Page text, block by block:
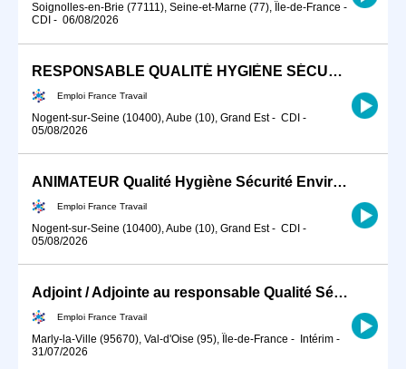
Soignolles-en-Brie (77111), Seine-et-Marne (77), Île-de-France -
CDI - 06/08/2026
RESPONSABLE QUALITÉ HYGIÈNE SÉCURITÉ ENVIRONNEMENT (H/F)
Emploi France Travail
Nogent-sur-Seine (10400), Aube (10), Grand Est- CDI -
05/08/2026
ANIMATEUR Qualité Hygiène Sécurité Environnement (H/F)
Emploi France Travail
Nogent-sur-Seine (10400), Aube (10), Grand Est- CDI -
05/08/2026
Adjoint / Adjointe au responsable Qualité Sécurité Environnement (H/F)
Emploi France Travail
Marly-la-Ville (95670), Val-d'Oise (95), Île-de-France - Intérim -
31/07/2026